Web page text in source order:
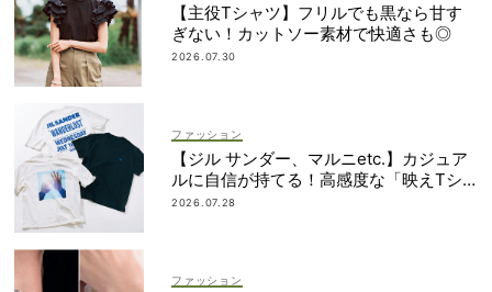
【主役Tシャツ】フリルでも黒なら甘す
ぎない！カットソー素材で快適さも◎
2026.07.30
ファッション
【ジル サンダー、マルニetc.】カジュア
ルに自信が持てる！高感度な「映えTシ
ャツ」7選
2026.07.28
ファッション